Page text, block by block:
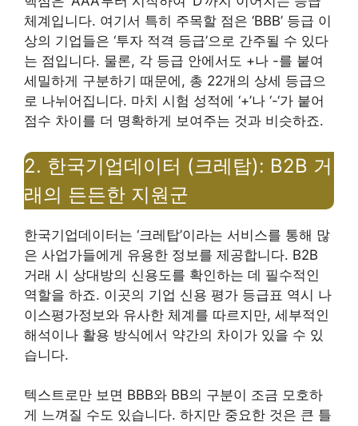
체계입니다. 여기서 특히 주목할 점은 ‘BBB’ 등급 이
상의 기업들은 ‘투자 적격 등급’으로 간주될 수 있다
는 점입니다. 물론, 각 등급 안에서도 +나 -를 붙여
세밀하게 구분하기 때문에, 총 22개의 상세 등급으
로 나뉘어집니다. 마치 시험 성적에 ‘+’나 ‘-‘가 붙어
점수 차이를 더 명확하게 보여주는 것과 비슷하죠.
2. 한국기업데이터 (크레탑): B2B 거
래의 든든한 지원군
한국기업데이터는 ‘크레탑’이라는 서비스를 통해 많
은 사업가들에게 유용한 정보를 제공합니다. B2B
거래 시 상대방의 신용도를 확인하는 데 필수적인
역할을 하죠. 이곳의 기업 신용 평가 등급표 역시 나
이스평가정보와 유사한 체계를 따르지만, 세부적인
해석이나 활용 방식에서 약간의 차이가 있을 수 있
습니다.
텍스트로만 보면 BBB와 BB의 구분이 조금 모호하
게 느껴질 수도 있습니다. 하지만 중요한 것은 큰 틀